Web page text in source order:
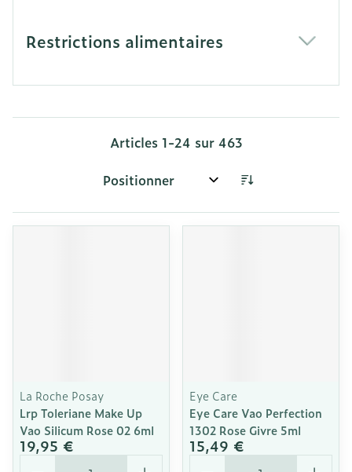
Restrictions alimentaires
Articles 1-24 sur 463
Trier par:
La Roche Posay
Lrp Toleriane Make Up
Vao Silicum Rose 02 6ml
19,95 €
Quantité
Eye Care
Eye Care Vao Perfection
1302 Rose Givre 5ml
15,49 €
Quantité